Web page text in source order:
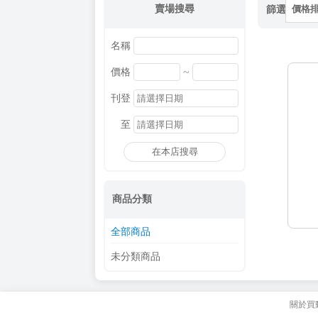
賣場搜尋
名稱
價格 ~
刊登
至
在本店搜尋
商品分類
全部商品
未分類商品
篩選 價格
關於買